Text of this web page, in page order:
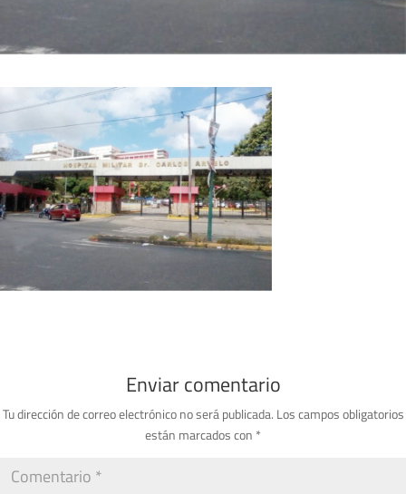
Enviar comentario
Tu dirección de correo electrónico no será publicada. Los campos obligatorios
están marcados con *